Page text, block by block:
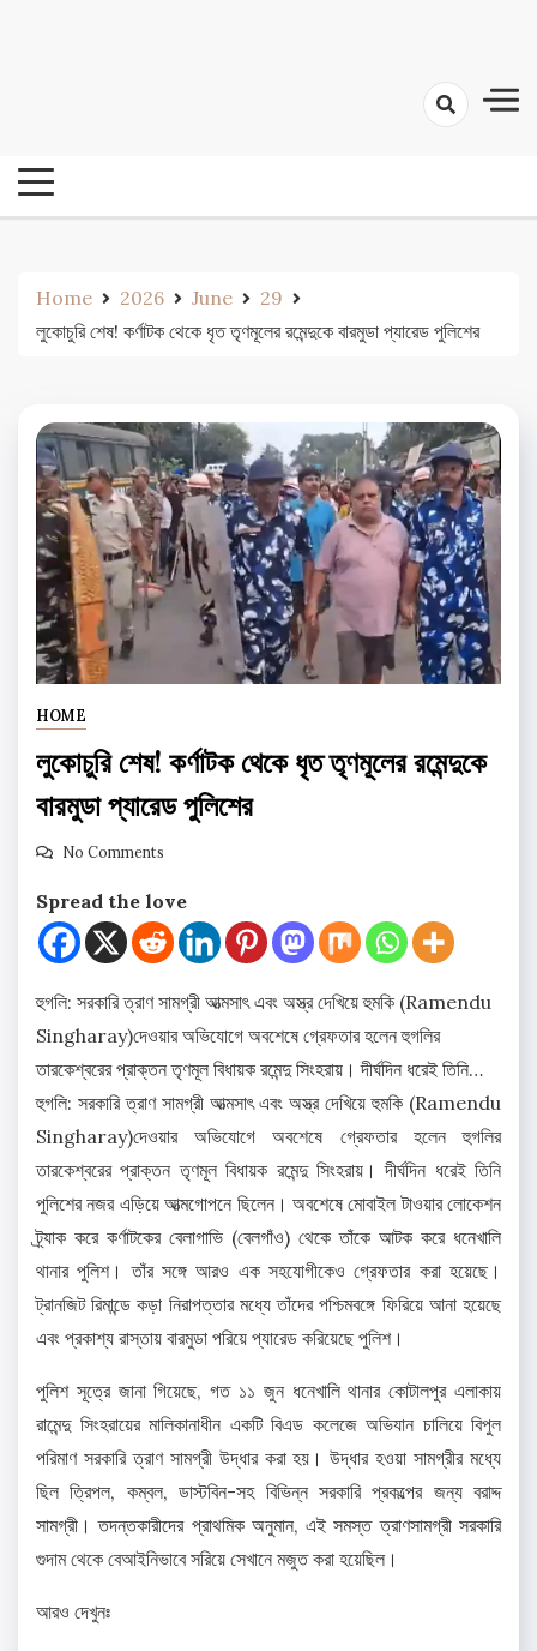
Home 2026 June
29
লুকোচুরি শেষ! কর্ণাটক থেকে ধৃত তৃণমূলের রমেন্দুকে বারমুডা প্যারেড পুলিশের
HOME
লুকোচুরি শেষ! কর্ণাটক থেকে ধৃত তৃণমূলের রমেন্দুকে
বারমুডা প্যারেড পুলিশের
No Comments
Spread the love
হুগলি: সরকারি ত্রাণ সামগ্রী আত্মসাৎ এবং অস্ত্র দেখিয়ে হুমকি (Ramendu
Singharay)দেওয়ার অভিযোগে অবশেষে গ্রেফতার হলেন হুগলির
তারকেশ্বরের প্রাক্তন তৃণমূল বিধায়ক রমেন্দু সিংহরায়। দীর্ঘদিন ধরেই তিনি…
হুগলি: সরকারি ত্রাণ সামগ্রী আত্মসাৎ এবং অস্ত্র দেখিয়ে হুমকি (Ramendu
Singharay)দেওয়ার অভিযোগে অবশেষে গ্রেফতার হলেন হুগলির
তারকেশ্বরের প্রাক্তন তৃণমূল বিধায়ক রমেন্দু সিংহরায়। দীর্ঘদিন ধরেই তিনি
পুলিশের নজর এড়িয়ে আত্মগোপনে ছিলেন। অবশেষে মোবাইল টাওয়ার লোকেশন
ট্র্যাক করে কর্ণাটকের বেলাগাভি (বেলগাঁও) থেকে তাঁকে আটক করে ধনেখালি
থানার পুলিশ। তাঁর সঙ্গে আরও এক সহযোগীকেও গ্রেফতার করা হয়েছে।
ট্রানজিট রিমান্ডে কড়া নিরাপত্তার মধ্যে তাঁদের পশ্চিমবঙ্গে ফিরিয়ে আনা হয়েছে
এবং প্রকাশ্য রাস্তায় বারমুডা পরিয়ে প্যারেড করিয়েছে পুলিশ।
পুলিশ সূত্রে জানা গিয়েছে, গত ১১ জুন ধনেখালি থানার কোটালপুর এলাকায়
রামেন্দু সিংহরায়ের মালিকানাধীন একটি বিএড কলেজে অভিযান চালিয়ে বিপুল
পরিমাণ সরকারি ত্রাণ সামগ্রী উদ্ধার করা হয়। উদ্ধার হওয়া সামগ্রীর মধ্যে
ছিল ত্রিপল, কম্বল, ডাস্টবিন-সহ বিভিন্ন সরকারি প্রকল্পের জন্য বরাদ্দ
সামগ্রী। তদন্তকারীদের প্রাথমিক অনুমান, এই সমস্ত ত্রাণসামগ্রী সরকারি
গুদাম থেকে বেআইনিভাবে সরিয়ে সেখানে মজুত করা হয়েছিল।
আরও দেখুনঃ